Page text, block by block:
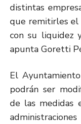
distintas
que remitirles el
con su liquidez
apunta Goretti
El
podrán ser
de las medidas